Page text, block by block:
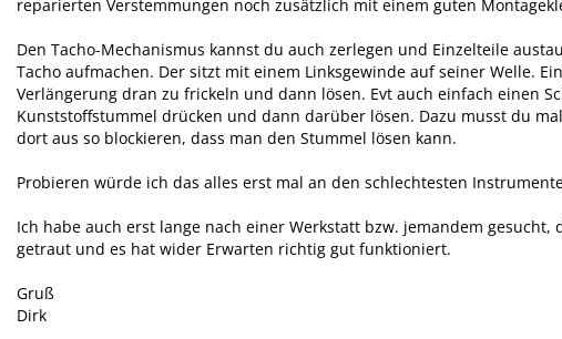
reparierten Verstemmungen noch zusätzlich mit einem guten
Den Tacho-Mechanismus kannst du auch zerlegen und Einzelteile
Tacho aufmachen. Der sitzt mit einem Linksgewinde auf seiner Welle.
Verlängerung dran zu frickeln und dann lösen. Evt auch einfach einen
Kunststoffstummel drücken und dann darüber lösen. Dazu musst du
dort aus so blockieren, dass man den Stummel lösen kann.
Probieren würde ich das alles erst mal an den schlechtesten
Ich habe auch erst lange nach einer Werkstatt bzw. jemandem
getraut und es hat wider Erwarten richtig gut funktioniert.
Gruß
Dirk